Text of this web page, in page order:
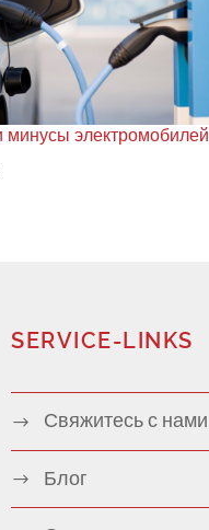
электромобилей
SERVICE-LINKS
Свяжитесь с нами
Блог